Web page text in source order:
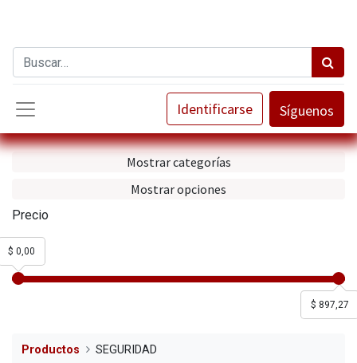
Identificarse Síguenos
Mostrar categorías
Mostrar opciones
Precio
$ 897,27
$ 0,00
Productos SEGURIDAD